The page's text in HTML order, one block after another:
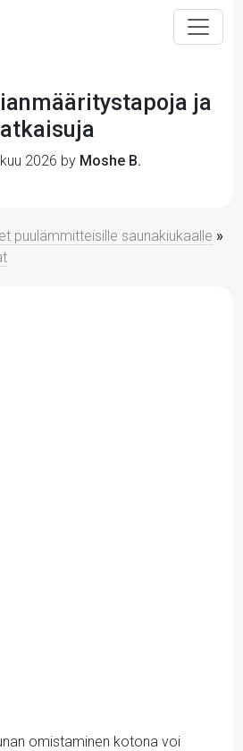
ja
2026 by Moshe B.
puulämmitteisille saunakiukaalle »
omistaminen kotona voi